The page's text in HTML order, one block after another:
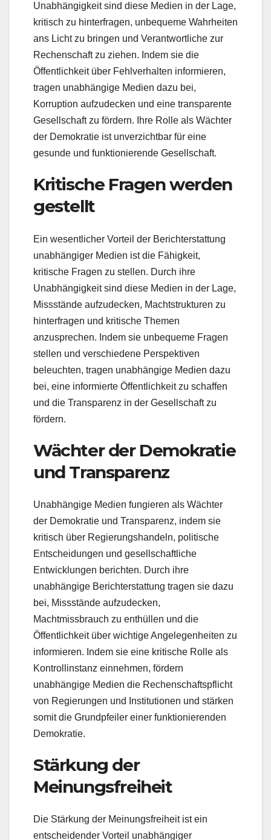
Unabhängigkeit sind diese Medien in der Lage,
kritisch zu hinterfragen, unbequeme Wahrheiten
ans Licht zu bringen und Verantwortliche zur
Rechenschaft zu ziehen. Indem sie die
Öffentlichkeit über Fehlverhalten informieren,
tragen unabhängige Medien dazu bei,
Korruption aufzudecken und eine transparente
Gesellschaft zu fördern. Ihre Rolle als Wächter
der Demokratie ist unverzichtbar für eine
gesunde und funktionierende Gesellschaft.
Kritische Fragen werden
gestellt
Ein wesentlicher Vorteil der Berichterstattung
unabhängiger Medien ist die Fähigkeit,
kritische Fragen zu stellen. Durch ihre
Unabhängigkeit sind diese Medien in der Lage,
Missstände aufzudecken, Machtstrukturen zu
hinterfragen und kritische Themen
anzusprechen. Indem sie unbequeme Fragen
stellen und verschiedene Perspektiven
beleuchten, tragen unabhängige Medien dazu
bei, eine informierte Öffentlichkeit zu schaffen
und die Transparenz in der Gesellschaft zu
fördern.
Wächter der Demokratie
und Transparenz
Unabhängige Medien fungieren als Wächter
der Demokratie und Transparenz, indem sie
kritisch über Regierungshandeln, politische
Entscheidungen und gesellschaftliche
Entwicklungen berichten. Durch ihre
unabhängige Berichterstattung tragen sie dazu
bei, Missstände aufzudecken,
Machtmissbrauch zu enthüllen und die
Öffentlichkeit über wichtige Angelegenheiten zu
informieren. Indem sie eine kritische Rolle als
Kontrollinstanz einnehmen, fördern
unabhängige Medien die Rechenschaftspflicht
von Regierungen und Institutionen und stärken
somit die Grundpfeiler einer funktionierenden
Demokratie.
Stärkung der
Meinungsfreiheit
Die Stärkung der Meinungsfreiheit ist ein
entscheidender Vorteil unabhängiger